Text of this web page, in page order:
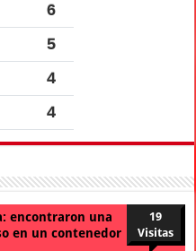
encontraron una
en un contenedor
19
Visitas